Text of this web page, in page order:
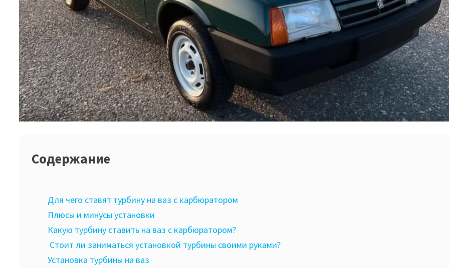
Содержание
Для чего ставят турбину на ваз с карбюратором
Плюсы и минусы установки
Какую турбину ставить на ваз с карбюратором?
Стоит ли заниматься установкой турбины своими руками?
Установка турбины на ваз